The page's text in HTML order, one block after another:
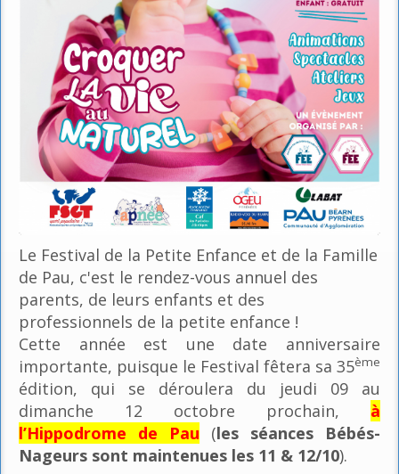
Le Festival de la Petite Enfance et de la Famille
de Pau, c'est le rendez-vous annuel des
parents, de leurs enfants et des
professionnels de la petite enfance !
Cette année est une date anniversaire
importante, puisque le Festival fêtera sa 35ème
édition, qui se déroulera du jeudi 09 au
dimanche 12 octobre prochain, à
l’Hippodrome de Pau (les séances Bébés-
Nageurs sont maintenues les 11 & 12/10).